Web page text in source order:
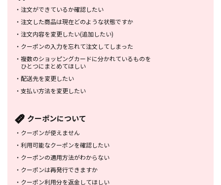
・ 注文ができているか確認したい
・ 注文した商品は現在どのような状態ですか
・ 注文内容を変更したい(追加したい)
・ クーポンの入力を忘れて注文してしまった
・ 複数のショッピングカードに分かれているものを
ひとつにまとめてほしい
・ 配送先を変更したい
・ 支払い方法を変更したい
クーポンについて
・ クーポンが使えません
・ 利用可能なクーポンを確認したい
・ クーポンの適用方法がわからない
・ クーポンは再発行できますか
・ クーポン利用分を返金してほしい